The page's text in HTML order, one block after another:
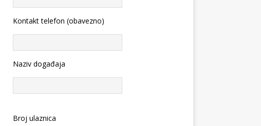
Kontakt telefon (obavezno)
Naziv događaja
Broj ulaznica